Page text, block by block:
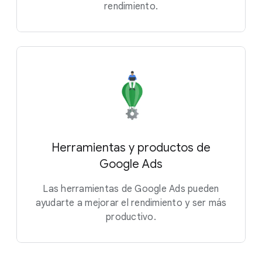
rendimiento.
Herramientas y productos de
Google Ads
Las herramientas de Google Ads pueden
ayudarte a mejorar el rendimiento y ser más
productivo.